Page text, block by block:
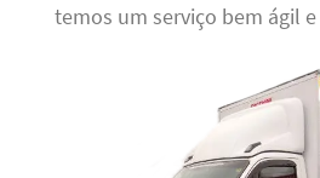
temos um serviço bem ágil